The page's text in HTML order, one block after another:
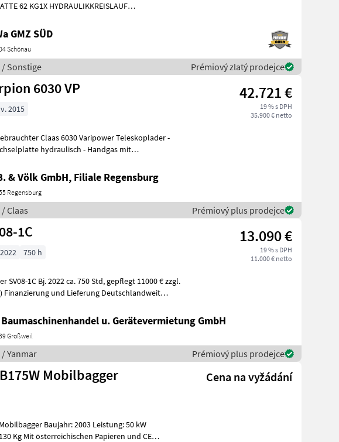
62 KG1X HYDRAULIKKREISLAUF
GMZ SÜD
Schönau
Sonstige Prémiový zlatý prodejce
6030 VP 42.721 €
19 % s DPH
35.900 € netto
v. 2015
Claas 6030 Varipower Teleskoplader -
hydraulisch - Handgas mit
& Völk GmbH, Filiale Regensburg
Regensburg
Claas Prémiový plus prodejce
1C 13.090 €
19 % s DPH
11.000 € netto
750 h
Bj. 2022 ca. 750 Std, gepflegt 11000 € zzgl.
Finanzierung und Lieferung Deutschlandweit
Baumaschinenhandel u. Gerätevermietung GmbH
Großweil
Yanmar Prémiový plus prodejce
Mobilbagger Cena na vyžádání
Baujahr: 2003 Leistung: 50 kW
Kg Mit österreichischen Papieren und CE